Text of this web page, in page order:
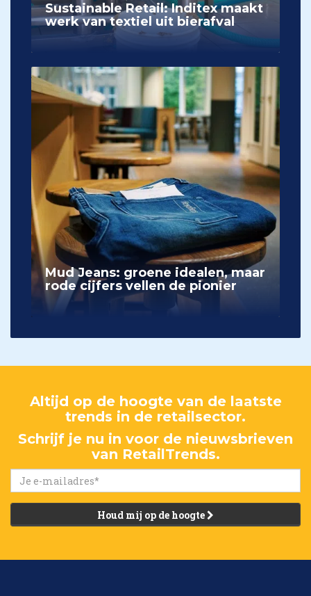
Sustainable Retail: Inditex maakt
werk van textiel uit bierafval
Mud Jeans: groene idealen, maar
rode cijfers vellen de pionier
Altijd op de hoogte van de laatste
trends in de retailsector.
Schrijf je nu in voor de nieuwsbrieven
van RetailTrends.
Houd mij op de hoogte